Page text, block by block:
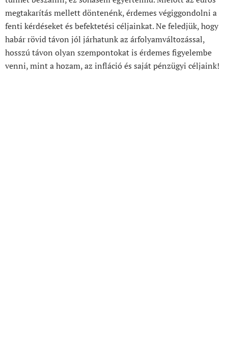
megtakarítás mellett döntenénk, érdemes végiggondolni a
fenti kérdéseket és befektetési céljainkat. Ne feledjük, hogy
habár rövid távon jól járhatunk az árfolyamváltozással,
hosszú távon olyan szempontokat is érdemes figyelembe
venni, mint a hozam, az infláció és saját pénzügyi céljaink!